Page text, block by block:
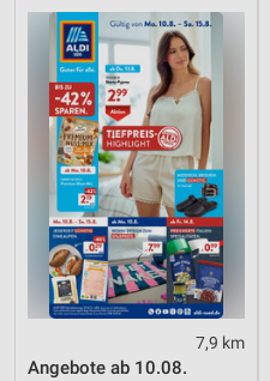
7,9 km
Angebote ab 10.08.